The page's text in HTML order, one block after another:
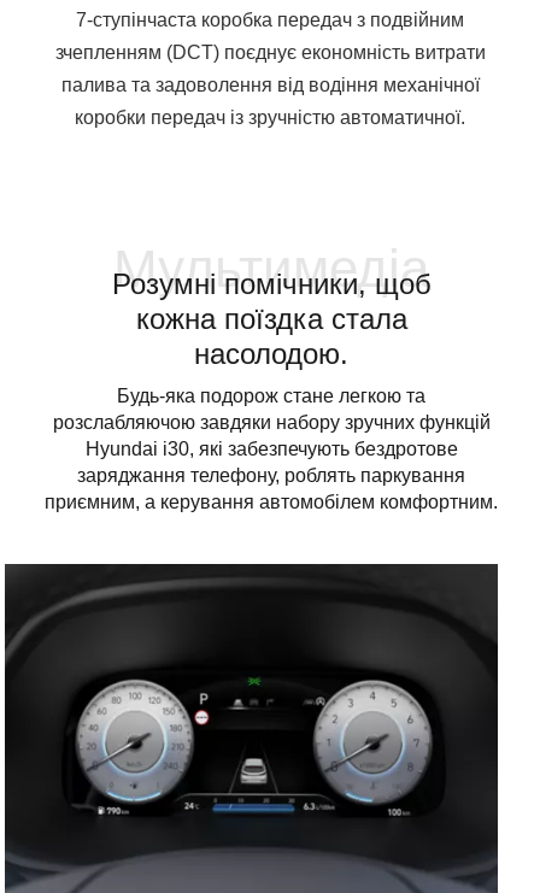
7-ступінчаста коробка передач з подвійним
зчепленням (DCT) поєднує економність витрати
палива та задоволення від водіння механічної
коробки передач із зручністю автоматичної.
Мультимедіа
Розумні помічники, щоб
кожна поїздка стала
насолодою.
Будь-яка подорож стане легкою та
розслабляючою завдяки набору зручних функцій
Hyundai i30, які забезпечують бездротове
заряджання телефону, роблять паркування
приємним, а керування автомобілем комфортним.